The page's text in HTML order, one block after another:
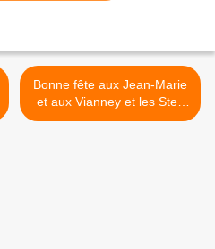
Bonne fête aux Jean-Marie
et aux Vianney et les Stes
âmes du 4 août >